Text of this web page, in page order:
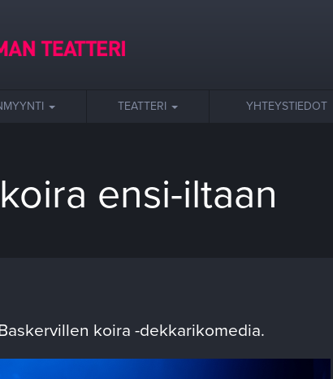
TEATTERI YHTEYSTIEDOT
ensi-iltaan
koira -dekkarikomedia.